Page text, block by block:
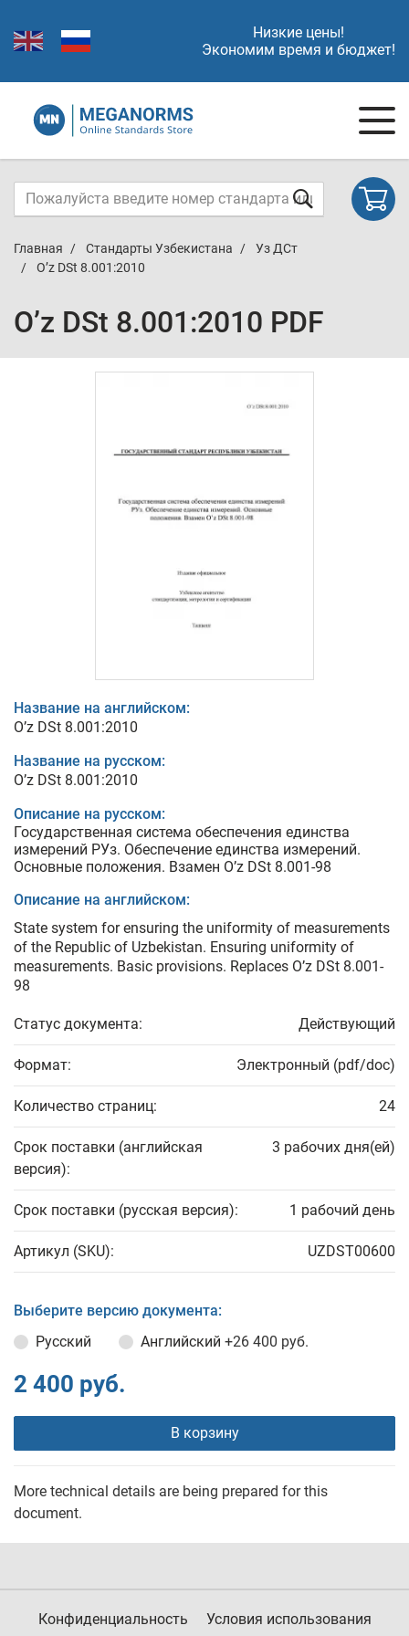
Низкие цены!
Экономим время и бюджет!
Главная Стандарты Узбекистана
Уз ДСт
O’z DSt 8.001:2010
O’z DSt 8.001:2010 PDF
Название на английском:
O’z DSt 8.001:2010
Название на русском:
O’z DSt 8.001:2010
Описание на русском:
Государственная система обеспечения единства
измерений РУз. Обеспечение единства измерений.
Основные положения. Взамен O’z DSt 8.001-98
Описание на английском:
State system for ensuring the uniformity of measurements
of the Republic of Uzbekistan. Ensuring uniformity of
measurements. Basic provisions. Replaces O’z DSt 8.001-
98
Статус документа: Действующий
Формат: Электронный (pdf/doc)
Количество страниц: 24
Срок поставки (английская
версия):
3 рабочих дня(ей)
Срок поставки (русская версия): 1 рабочий день
Артикул (SKU): UZDST00600
Выберите версию документа:
Русский
Английский +26 400 руб.
2 400 руб.
В корзину
More technical details are being prepared for this
document.
Конфиденциальность Условия использования